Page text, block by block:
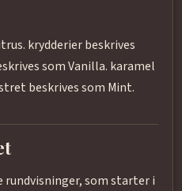
krydderier beskrives
som Vanilla. karamel
beskrives som Mint.
som starter i